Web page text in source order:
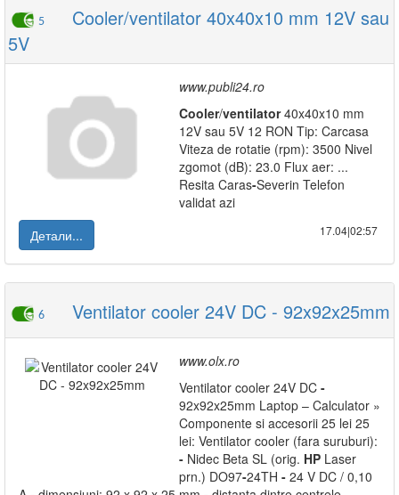
5
Cooler/ventilator 40x40x10 mm 12V sau
5V
www.publi24.ro
Cooler/ventilator40x40x10 mm
12V sau 5V 12 RON Tip: Carcasa
Viteza de rotatie (rpm): 3500 Nivel
zgomot (dB): 23.0 Flux aer: ...
Resita Caras-Severin Telefon
validat azi
Детали...
17.04|02:57
6 Ventilator cooler 24V DC - 92x92x25mm
www.olx.ro
Ventilator cooler 24V DC -
92x92x25mm Laptop – Calculator »
Componente si accesorii 25 lei 25
lei: Ventilator cooler (fara suruburi):
- Nidec Beta SL (orig. HP Laser
prn.) DO97-24TH - 24 V DC / 0,10